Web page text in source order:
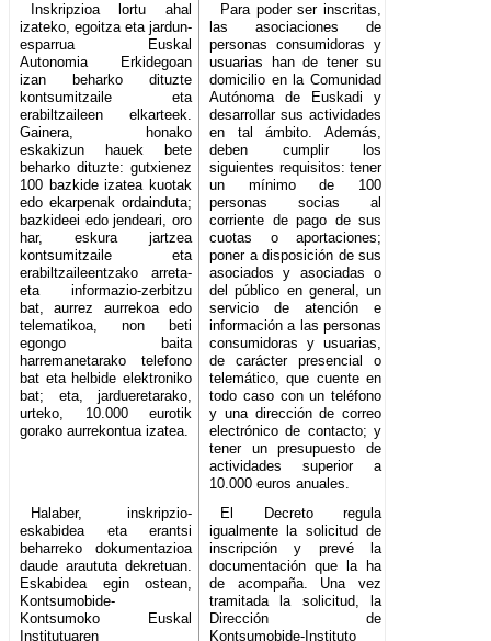
Inskripzioa lortu ahal
izateko, egoitza eta jardun-
esparrua Euskal
Autonomia Erkidegoan
izan beharko dituzte
kontsumitzaile eta
erabiltzaileen elkarteek.
Gainera, honako
eskakizun hauek bete
beharko dituzte: gutxienez
100 bazkide izatea kuotak
edo ekarpenak ordainduta;
bazkideei edo jendeari, oro
har, eskura jartzea
kontsumitzaile eta
erabiltzaileentzako arreta-
eta informazio-zerbitzu
bat, aurrez aurrekoa edo
telematikoa, non beti
egongo baita
harremanetarako telefono
bat eta helbide elektroniko
bat; eta, jardueretarako,
urteko, 10.000 eurotik
gorako aurrekontua izatea.
Para poder ser inscritas,
las asociaciones de
personas consumidoras y
usuarias han de tener su
domicilio en la Comunidad
Autónoma de Euskadi y
desarrollar sus actividades
en tal ámbito. Además,
deben cumplir los
siguientes requisitos: tener
un mínimo de 100
personas socias al
corriente de pago de sus
cuotas o aportaciones;
poner a disposición de sus
asociados y asociadas o
del público en general, un
servicio de atención e
información a las personas
consumidoras y usuarias,
de carácter presencial o
telemático, que cuente en
todo caso con un teléfono
y una dirección de correo
electrónico de contacto; y
tener un presupuesto de
actividades superior a
10.000 euros anuales.
Halaber, inskripzio-
eskabidea eta erantsi
beharreko dokumentazioa
daude araututa dekretuan.
Eskabidea egin ostean,
Kontsumobide-
Kontsumoko Euskal
Institutuaren
El Decreto regula
igualmente la solicitud de
inscripción y prevé la
documentación que la ha
de acompaña. Una vez
tramitada la solicitud, la
Dirección de
Kontsumobide-Instituto